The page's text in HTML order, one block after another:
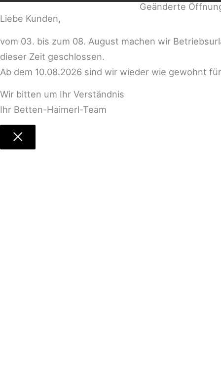
Geänderte
Liebe Kunden,
vom 03. bis zum 08. August machen wir
dieser Zeit geschlossen.
Ab dem 10.08.2026 sind wir wieder wie gewohnt
Wir bitten um Ihr Verständnis
Ihr Betten-Haimerl-Team